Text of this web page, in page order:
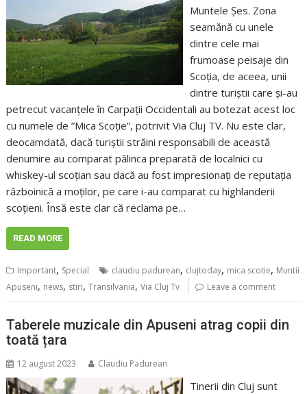
Muntele Șes. Zona
seamănă cu unele
dintre cele mai
frumoase peisaje din
Scoția, de aceea, unii
dintre turiștii care și-au
petrecut vacanțele în Carpații Occidentali au botezat acest loc
cu numele de ”Mica Scoție”, potrivit Via Cluj TV. Nu este clar,
deocamdată, dacă turiștii străini responsabili de această
denumire au comparat pălinca preparată de localnici cu
whiskey-ul scoțian sau dacă au fost impresionați de reputația
războinică a moților, pe care i-au comparat cu highlanderii
scoțieni. Însă este clar că reclama pe…
READ MORE
Important, Special claudiu padurean, clujtoday, mica scotie, Muntii
Apuseni, news, stiri,Transilvania,Via Cluj Tv Leave a comment
Taberele muzicale din Apuseni atrag copii din
toată țara
12 august 2023 Claudiu Padurean
Tinerii din Cluj sunt